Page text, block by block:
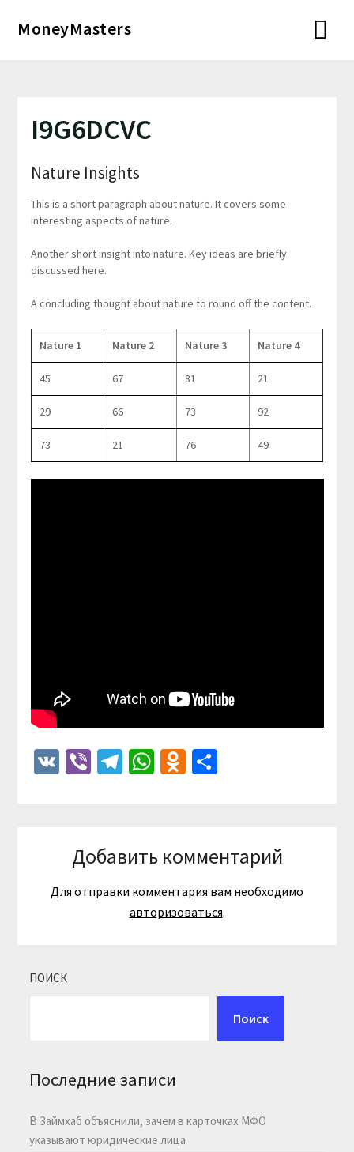
MoneyMasters
I9G6DCVC
Nature Insights
This is a short paragraph about nature. It covers some
interesting aspects of nature.
Another short insight into nature. Key ideas are briefly
discussed here.
A concluding thought about nature to round off the content.
Nature 1 Nature 2 Nature 3 Nature 4
45 67 81 21
29 66 73 92
73 21 76 49
VKViberTelegram
WhatsApp
Odnoklassniki
Отправить
Добавить комментарий
Для отправки комментария вам необходимо
авторизоваться.
ПОИСК
Поиск
Последние записи
В Займхаб объяснили, зачем в карточках МФО
указывают юридические лица